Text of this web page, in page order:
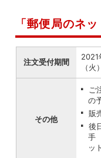
「郵便局のネ
注文受付期間
2021
（
その他
ご
の
販
後
手
ッ